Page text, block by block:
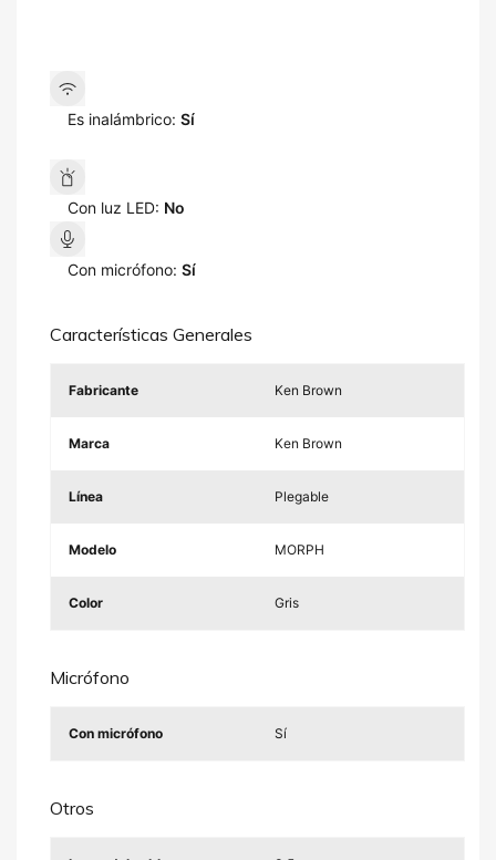
Es inalámbrico: Sí
Con luz LED: No
Con micrófono: Sí
Características Generales
Fabricante Ken Brown
Marca Ken Brown
Línea Plegable
Modelo MORPH
Color Gris
Micrófono
Con micrófono Sí
Otros